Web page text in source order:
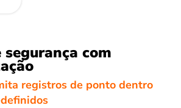
segurança com
registros de ponto dentro